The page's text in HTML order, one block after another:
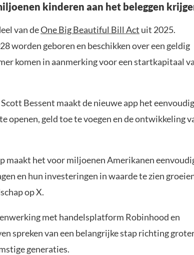
kinderen aan het beleggen
van deOne Big Beautiful Bill Act uit 2025.
worden geboren en beschikken over een geldig
komen in aanmerking voor een startkapitaal
Bessent maakt de nieuwe app het
openen, geld toe te voegen en de ontwikkeling
maakt het voor miljoenen Amerikanen
en hun investeringen in waarde te zien
op X.
met handelsplatform Robinhood en
spreken van een belangrijke stap richting
generaties.